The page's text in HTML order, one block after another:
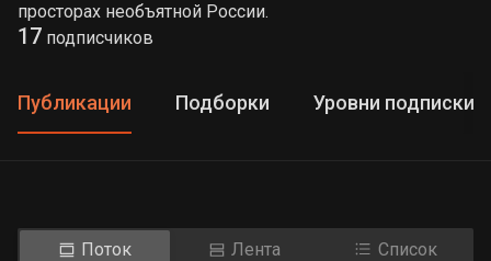
просторах необъятной России.
17 подписчиков
Публикации Подборки Уровни подписки
Поток Лента Список